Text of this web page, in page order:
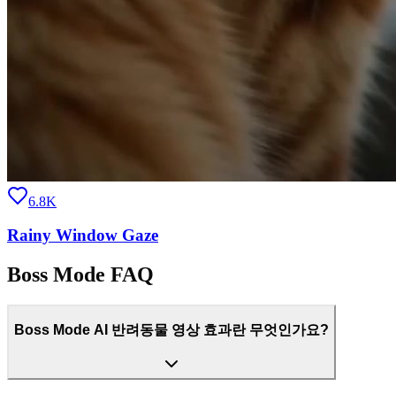
6.8K
Rainy Window Gaze
Boss Mode FAQ
Boss Mode AI 반려동물 영상 효과란 무엇인가요?